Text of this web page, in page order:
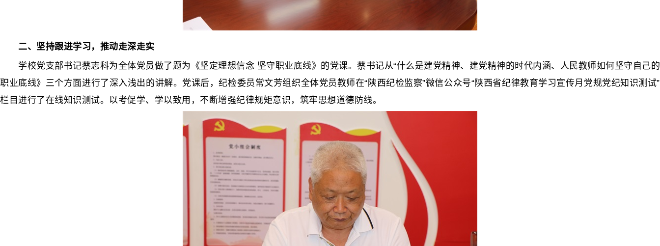
二、坚持跟进学习，推动走深走实
学校党支部书记蔡志科为全体党员做了题为《坚定理想信念 坚守职业底线》的党课。蔡书记从“什么是建党精神、建党精神的时代内涵、人民教师如何坚守自己的
职业底线》三个方面进行了深入浅出的讲解。党课后，纪检委员常文芳组织全体党员教师在“陕西纪检监察”微信公众号“陕西省纪律教育学习宣传月党规党纪知识测试”
栏目进行了在线知识测试。以考促学、学以致用，不断增强纪律规矩意识，筑牢思想道德防线。